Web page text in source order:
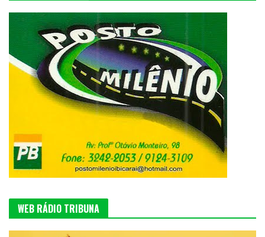
WEB RÁDIO TRIBUNA